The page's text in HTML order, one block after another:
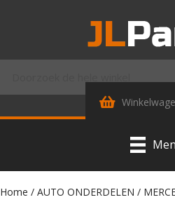
Home / AUTO ONDERDELEN /